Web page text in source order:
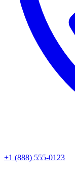
+1 (888) 555-0123